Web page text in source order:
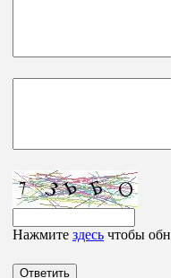
Нажмите здесь чтобы